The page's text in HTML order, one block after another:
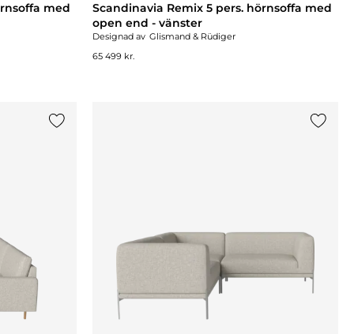
med
Scandinavia Remix 5 pers. hörnsoffa med
open end - vänster
Designad av Glismand & Rüdiger
65 499 kr.